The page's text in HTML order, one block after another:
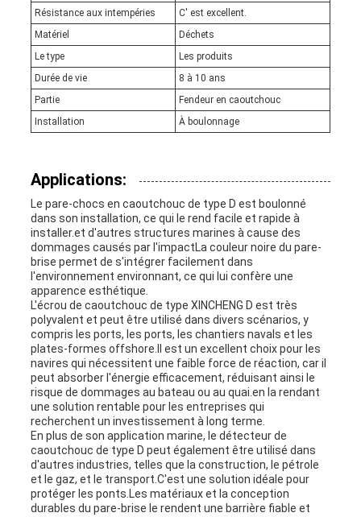
Résistance aux intempéries
C' est excellent.
Matériel
Déchets
Le type
Les produits
Durée de vie
8 à 10 ans
Partie
Fendeur en caoutchouc
Installation
À boulonnage
Applications:
Le pare-chocs en caoutchouc de type D est boulonné
dans son installation, ce qui le rend facile et rapide à
installer.et d'autres structures marines à cause des
dommages causés par l'impactLa couleur noire du pare-
brise permet de s'intégrer facilement dans
l'environnement environnant, ce qui lui confère une
apparence esthétique.
L'écrou de caoutchouc de type XINCHENG D est très
polyvalent et peut être utilisé dans divers scénarios, y
compris les ports, les ports, les chantiers navals et les
plates-formes offshore.Il est un excellent choix pour les
navires qui nécessitent une faible force de réaction, car il
peut absorber l'énergie efficacement, réduisant ainsi le
risque de dommages au bateau ou au quai.en la rendant
une solution rentable pour les entreprises qui
recherchent un investissement à long terme.
En plus de son application marine, le détecteur de
caoutchouc de type D peut également être utilisé dans
d'autres industries, telles que la construction, le pétrole
et le gaz, et le transport.C'est une solution idéale pour
protéger les ponts.Les matériaux et la conception
durables du pare-brise le rendent une barrière fiable et